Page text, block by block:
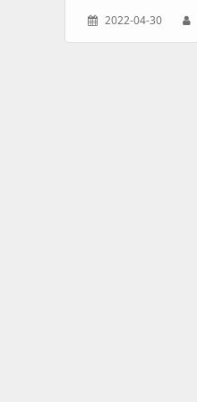
发
2022-04-30